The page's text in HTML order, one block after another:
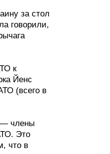
за стол
говорили,
к
Йенс
(всего в
— члены
Это
что в